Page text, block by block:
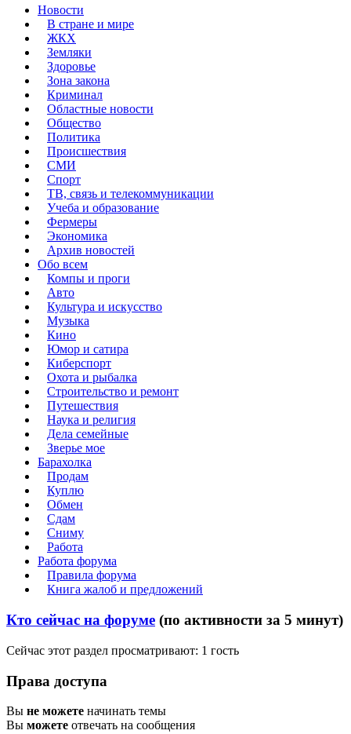
Новости
В стране и мире
ЖКХ
Земляки
Здоровье
Зона закона
Криминал
Областные новости
Общество
Политика
Происшествия
СМИ
Спорт
ТВ, связь и телекоммуникации
Учеба и образование
Фермеры
Экономика
Архив новостей
Обо всем
Компы и проги
Авто
Культура и искусство
Музыка
Кино
Юмор и сатира
Киберспорт
Охота и рыбалка
Строительство и ремонт
Путешествия
Наука и религия
Дела семейные
Зверье мое
Барахолка
Продам
Куплю
Обмен
Сдам
Сниму
Работа
Работа форума
Правила форума
Книга жалоб и предложений
Кто сейчас на форуме (по активности за 5 минут)
Сейчас этот раздел просматривают: 1 гость
Права доступа
Вы не можете начинать темы
Вы можете отвечать на сообщения